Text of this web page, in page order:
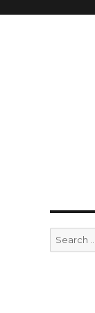
Search
for: